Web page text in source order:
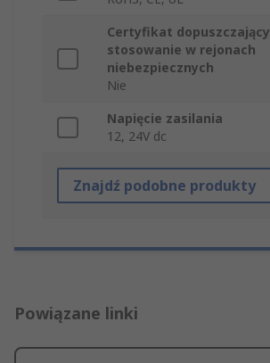
Certyfikat dopuszczający
stosowanie w rejonach
niebezpiecznych
Nie
Napięcie zasilania
12, 24V dc
Znajdź podobne produkty
Powiązane linki